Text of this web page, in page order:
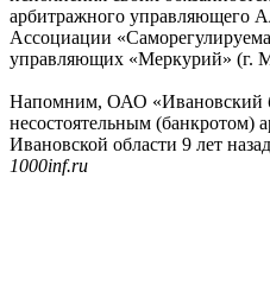
арбитражного управляющего
Ассоциации
управляющих «Меркурий» (г.
Напомним, ОАО «Ивановский
несостоятельным (банкротом)
Ивановской области 9 лет
1000inf.ru